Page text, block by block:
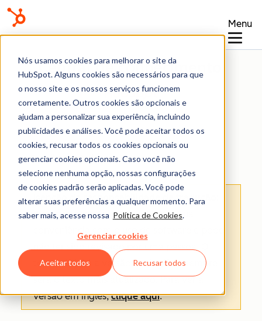
Nós usamos cookies para melhorar o site da
HubSpot. Alguns cookies são necessários para que
o nosso site e os nossos serviços funcionem
corretamente. Outros cookies são opcionais e
ajudam a personalizar sua experiência, incluindo
publicidades e análises. Você pode aceitar todos os
cookies, recusar todos os cookies opcionais ou
gerenciar cookies opcionais. Caso você não
selecione nenhuma opção, nossas configurações
de cookies padrão serão aplicadas. Você pode
alterar suas preferências a qualquer momento. Para
saber mais, acesse nossa Política de Cookies.
Gerenciar cookies
Aceitar todos Recusar todos
Menu
Central de conhecimento
E-mail conectado
Isenção de responsabilidade de tradução
esse conteúdo foi traduzido para sua
conveniência com o uso de software e pode
não ter sido revisado por uma pessoa.
texto oficial é a versão em inglês e sempre
será o texto mais atualizado. Para ver a
versão em inglês,clique aqui.